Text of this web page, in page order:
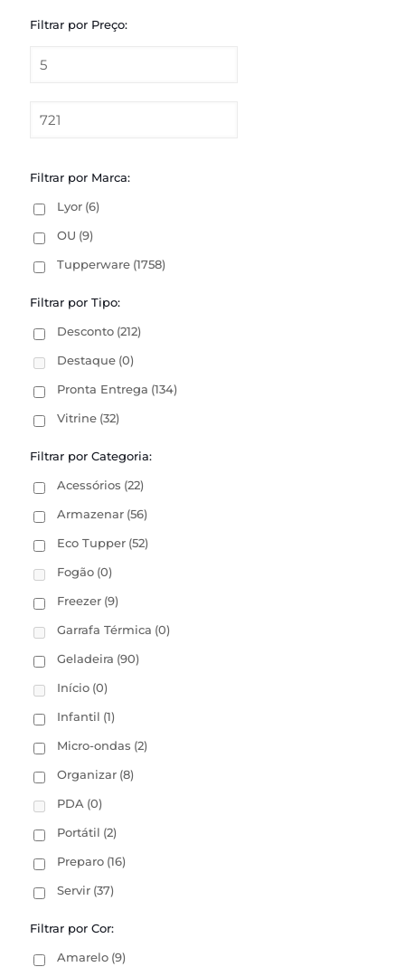
Filtrar por Preço:
Filtrar por Marca:
Lyor (6)
OU (9)
Tupperware (1758)
Filtrar por Tipo:
Desconto (212)
Destaque (0)
Pronta Entrega (134)
Vitrine (32)
Filtrar por Categoria:
Acessórios (22)
Armazenar (56)
Eco Tupper (52)
Fogão (0)
Freezer (9)
Garrafa Térmica (0)
Geladeira (90)
Início (0)
Infantil (1)
Micro-ondas (2)
Organizar (8)
PDA (0)
Portátil (2)
Preparo (16)
Servir (37)
Filtrar por Cor:
Amarelo (9)